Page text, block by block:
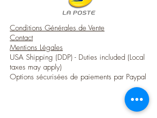
Conditions Générales de Vente
Contact
Mentions Légales
USA Shipping (DDP) - Duties included (Local
taxes may apply)
Options sécurisées de paiements par Paypal